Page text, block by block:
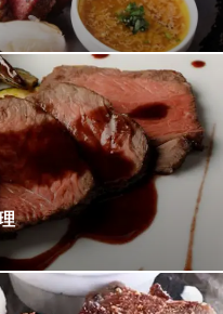
歩3分
テーキにて焼き上げます。
位と盛り合わせるのもおすす
をお取り寄せ。 契約農家の